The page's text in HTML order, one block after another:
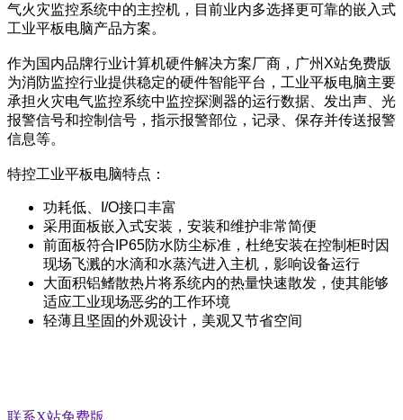
气火灾监控系统中的主控机，目前业内多选择更可靠的嵌入式
工业平板电脑产品方案。
作为国内品牌行业计算机硬件解决方案厂商，广州X站免费版
为消防监控行业提供稳定的硬件智能平台，工业平板电脑主要
承担火灾电气监控系统中监控探测器的运行数据、发出声、光
报警信号和控制信号，指示报警部位，记录、保存并传送报警
信息等。
特控工业平板电脑特点：
功耗低、I/O接口丰富
采用面板嵌入式安装，安装和维护非常简便
前面板符合IP65防水防尘标准，杜绝安装在控制柜时因
现场飞溅的水滴和水蒸汽进入主机，影响设备运行
大面积铝鳍散热片将系统内的热量快速散发，使其能够
适应工业现场恶劣的工作环境
轻薄且坚固的外观设计，美观又节省空间